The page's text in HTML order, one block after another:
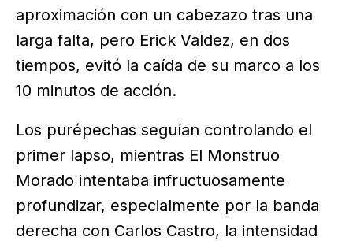
aproximación con un cabezazo tras una
larga falta, pero Erick Valdez, en dos
tiempos, evitó la caída de su marco a los
10 minutos de acción.
Los purépechas seguían controlando el
primer lapso, mientras El Monstruo
Morado intentaba infructuosamente
profundizar, especialmente por la banda
derecha con Carlos Castro, la intensidad